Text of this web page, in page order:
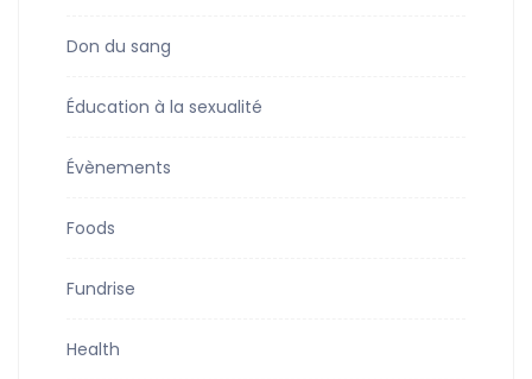
Don du sang
Éducation à la sexualité
Évènements
Foods
Fundrise
Health